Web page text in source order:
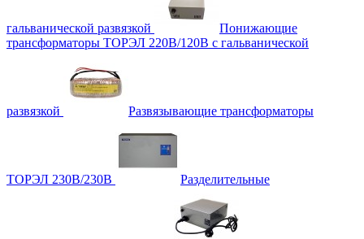
гальванической развязкой
Понижающие
трансформаторы ТОРЭЛ 220В/120В с гальванической
развязкой Развязывающие трансформаторы
ТОРЭЛ 230В/230В Разделительные